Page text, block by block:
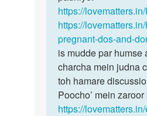
hone
ke
Hindi
tips
by
Suman
ke
tips
yaha…
https://
https://
pregnant-dos-and-
is mudde par humse
charcha mein judna
toh hamare
Poocho’ mein
https://